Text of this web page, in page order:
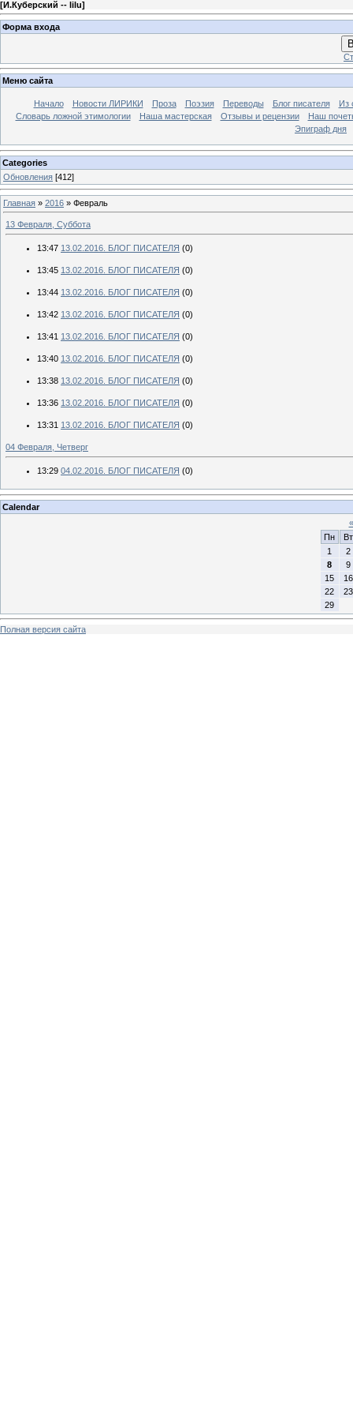
[И.Куберский -- lilu]
Форма входа
Меню сайта
Начало Новости ЛИРИКИ Проза Поэзия Переводы Блог писателя
Из
Словарь ложной этимологии
Наша мастерская Отзывы и рецензии
Наш
Эпиграф дня
Categories
Обновления [412]
Главная » 2016 » Февраль
13 Февраля, Суббота
13:47 13.02.2016. БЛОГ ПИСАТЕЛЯ (0)
13:45 13.02.2016. БЛОГ ПИСАТЕЛЯ (0)
13:44 13.02.2016. БЛОГ ПИСАТЕЛЯ (0)
13:42 13.02.2016. БЛОГ ПИСАТЕЛЯ (0)
13:41 13.02.2016. БЛОГ ПИСАТЕЛЯ (0)
13:40 13.02.2016. БЛОГ ПИСАТЕЛЯ (0)
13:38 13.02.2016. БЛОГ ПИСАТЕЛЯ (0)
13:36 13.02.2016. БЛОГ ПИСАТЕЛЯ (0)
13:31 13.02.2016. БЛОГ ПИСАТЕЛЯ (0)
04 Февраля, Четверг
13:29 04.02.2016. БЛОГ ПИСАТЕЛЯ (0)
Calendar
«
Пн
Вт
1
2
8
9
15
16
22
23
29
Полная версия сайта